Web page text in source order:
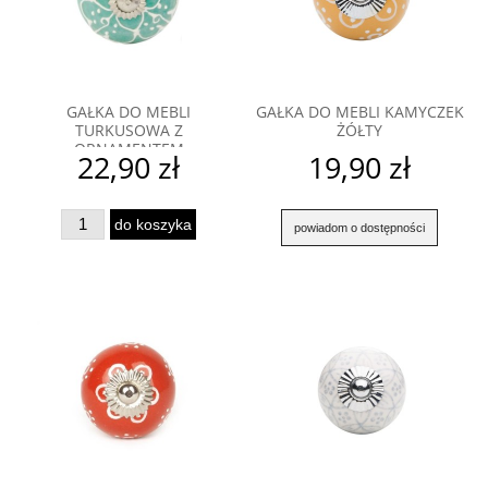
GAŁKA DO MEBLI
TURKUSOWA Z
ORNAMENTEM
22,90 zł
do koszyka
GAŁKA DO MEBLI KAMYCZEK
ŻÓŁTY
19,90 zł
powiadom o dostępności